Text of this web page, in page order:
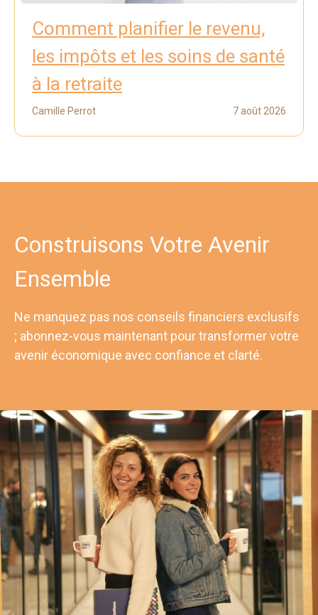
Comment planifier le revenu,
les impôts et les soins de santé
à la retraite
Camille Perrot 7 août 2026
Construisons Votre Avenir
Ensemble
Ne manquez pas nos conseils financiers exclusifs
; abonnez-vous maintenant pour transformer votre
avenir économique avec confiance et clarté.